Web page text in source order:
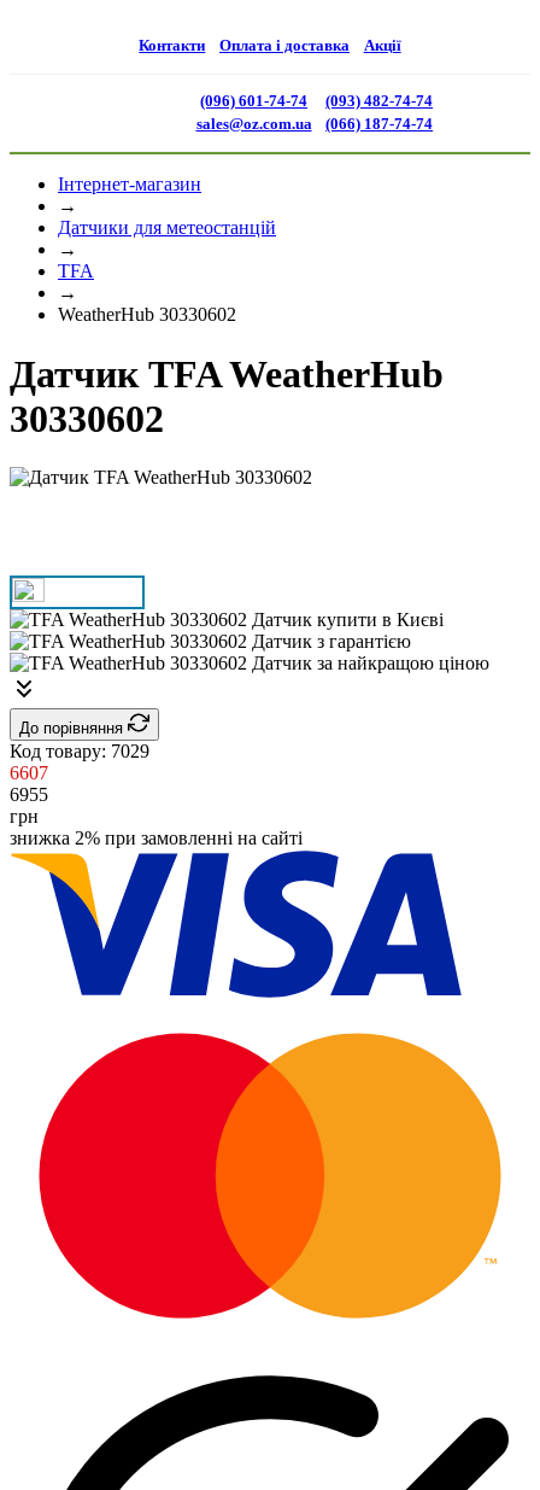
Контакти Оплата і доставка Акції
(096) 601-74-74
sales@oz.com.ua
(093) 482-74-74
(066) 187-74-74
Інтернет-магазин
→
Датчики для метеостанцій
→
TFA
→
WeatherHub 30330602
Датчик TFA WeatherHub
30330602
До порівняння
Код товару: 7029
6607
6955
грн
знижка 2% при замовленні на сайті